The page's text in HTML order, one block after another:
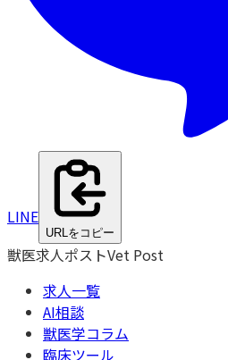
LINE
URLをコピー
獣医求人ポストVet Post
求人一覧
AI相談
獣医学コラム
臨床ツール